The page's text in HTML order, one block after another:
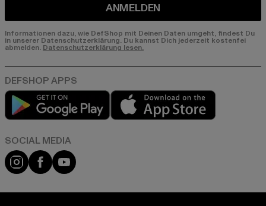
ANMELDEN
Informationen dazu, wie DefShop mit Deinen Daten umgeht, findest Du
in unserer Datenschutzerklärung. Du kannst Dich jederzeit kostenfei
abmelden. Datenschutzerklärung lesen.
Play market
Instagram
FacebookYouTube